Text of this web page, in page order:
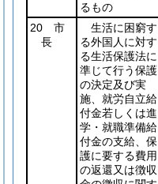
るもの
20 市
長
生活に困窮す
る外国人に対す
る生活保護法に
準じて行う保護
の決定及び実
施、就労自立給
付金若しくは進
学・就職準備給
付金の支給、保
護に要する費用
の返還又は徴収